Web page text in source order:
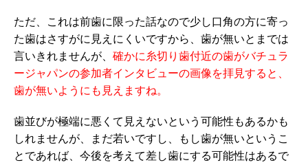
ただ、これは前歯に限った話なので少し口角の方に寄っ
た歯はさすがに見えにくいですから、歯が無いとまでは
言いきれませんが、 確かに糸切り歯付近の歯がバチュラ
ージャパンの参加者インタビューの画像を拝見すると、
歯が無いようにも見えますね。
歯並びが極端に悪くて見えないという可能性もあるかも
しれませんが、まだ若いですし、もし歯が無いというこ
とであれば、今後を考えて差し歯にする可能性はあるで